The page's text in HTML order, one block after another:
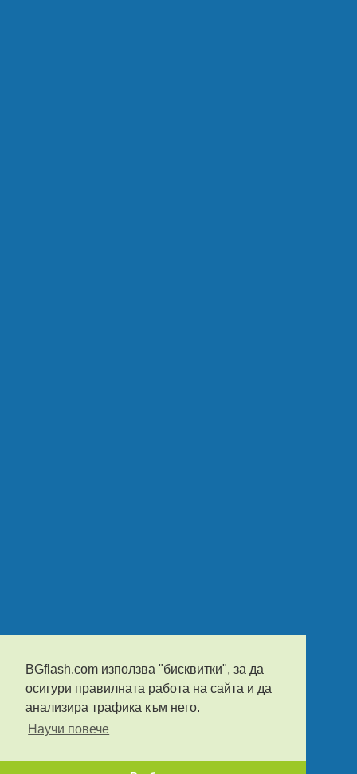
BGflash.com използва "бисквитки", за да
осигури правилната работа на сайта и да
анализира трафика към него.
Научи повече